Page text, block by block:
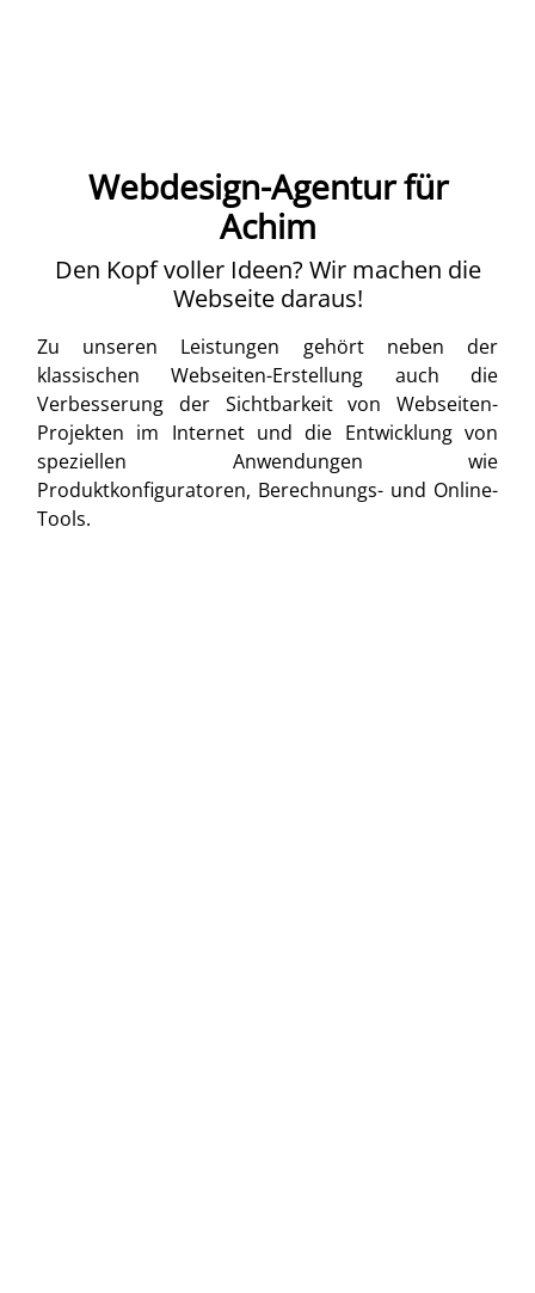
Webdesign-Agentur für
Achim
Den Kopf voller Ideen? Wir machen die
Webseite daraus!
Zu unseren Leistungen gehört neben der
klassischen Webseiten-Erstellung auch die
Verbesserung der Sichtbarkeit von Webseiten-
Projekten im Internet und die Entwicklung von
speziellen Anwendungen wie
Produktkonfiguratoren, Berechnungs- und Online-
Tools.